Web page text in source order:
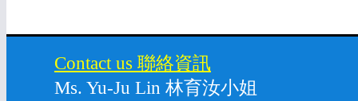
Contact us 聯絡資訊
Ms. Yu-Ju Lin 林育汝小姐